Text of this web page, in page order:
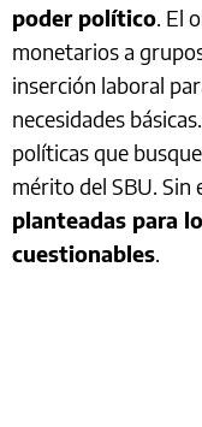
poder político. El
monetarios a
inserción laboral
necesidades
políticas que
mérito del SBU. Sin
planteadas para
cuestionables.